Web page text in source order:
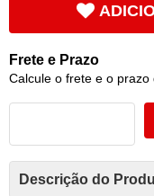
Frete e Prazo
Calcule o frete e o
Descrição do